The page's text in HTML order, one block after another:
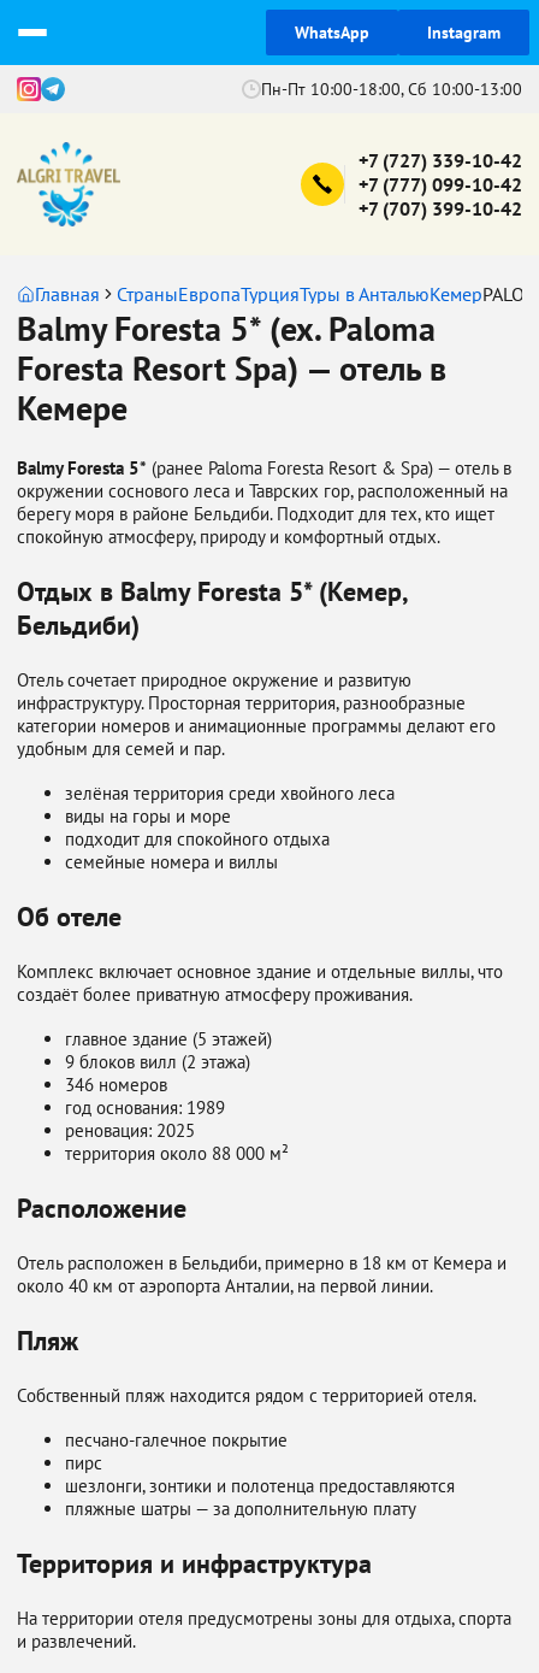
WhatsApp Instagram
Пн-Пт 10:00-18:00, Сб 10:00-13:00
+7 (727) 339-10-42
+7 (777) 099-10-42
+7 (707) 399-10-42
Главная СтраныЕвропаТурцияТуры в АнтальюКемер
Balmy Foresta 5* (ex. Paloma
Foresta Resort Spa) — отель в
Кемере
Balmy Foresta 5* (ранее Paloma Foresta Resort & Spa) — отель в
окружении соснового леса и Таврских гор, расположенный на
берегу моря в районе Бельдиби. Подходит для тех, кто ищет
спокойную атмосферу, природу и комфортный отдых.
Отдых в Balmy Foresta 5* (Кемер,
Бельдиби)
Отель сочетает природное окружение и развитую
инфраструктуру. Просторная территория, разнообразные
категории номеров и анимационные программы делают его
удобным для семей и пар.
зелёная территория среди хвойного леса
виды на горы и море
подходит для спокойного отдыха
семейные номера и виллы
Об отеле
Комплекс включает основное здание и отдельные виллы, что
создаёт более приватную атмосферу проживания.
главное здание (5 этажей)
9 блоков вилл (2 этажа)
346 номеров
год основания: 1989
реновация: 2025
территория около 88 000 м²
Расположение
Отель расположен в Бельдиби, примерно в 18 км от Кемера и
около 40 км от аэропорта Анталии, на первой линии.
Пляж
Собственный пляж находится рядом с территорией отеля.
песчано-галечное покрытие
пирс
шезлонги, зонтики и полотенца предоставляются
пляжные шатры — за дополнительную плату
Территория и инфраструктура
На территории отеля предусмотрены зоны для отдыха, спорта
и развлечений.